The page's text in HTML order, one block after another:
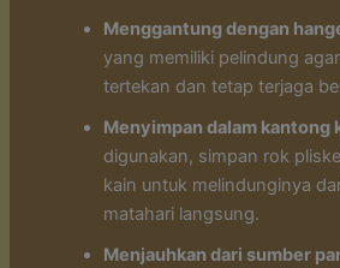
Menggantung dengan
yang memiliki pelindung
tertekan dan tetap terjaga
Menyimpan dalam kantong
digunakan, simpan rok
kain untuk melindunginya
matahari langsung.
Menjauhkan dari sumber